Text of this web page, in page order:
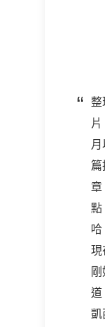
整
篇
章
點
哈
現
道
凱